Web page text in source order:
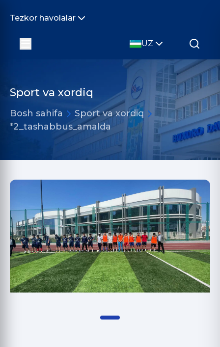
Tezkor havolalar
UZ
Sport va xordiq
Bosh sahifa
Sport va xordiq
*2_tashabbus_amalda